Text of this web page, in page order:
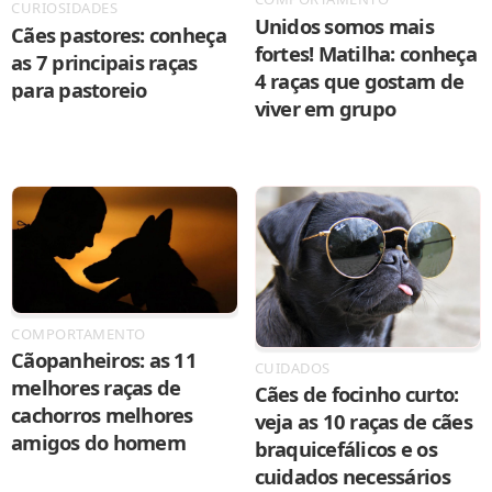
CURIOSIDADES
Cães pastores: conheça
as 7 principais raças
para pastoreio
Unidos somos mais
fortes! Matilha: conheça
4 raças que gostam de
viver em grupo
COMPORTAMENTO
Cãopanheiros: as 11
melhores raças de
cachorros melhores
amigos do homem
CUIDADOS
Cães de focinho curto:
veja as 10 raças de cães
braquicefálicos e os
cuidados necessários